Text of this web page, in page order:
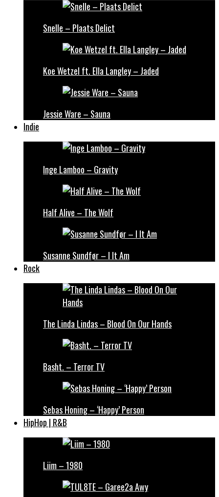
Snelle – Plaats Delict
Koe Wetzel ft. Ella Langley – Jaded
Jessie Ware – Sauna
Indie
Inge Lamboo – Gravity
Half Alive – The Wolf
Susanne Sundfør – I It Am
Rock
The Linda Lindas – Blood On Our Hands
Basht. – Terror TV
Sebas Honing – ‘Happy’ Person
HipHop | R&B
Liim – 1980